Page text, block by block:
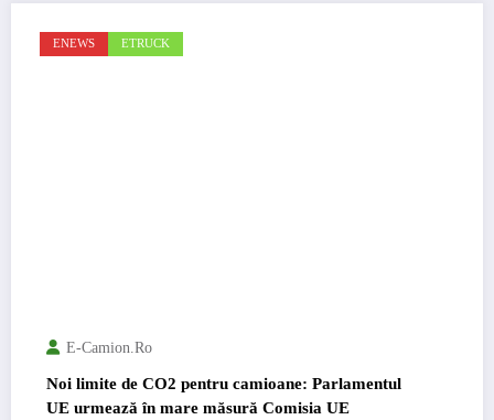
ENEWS ETRUCK
E-Camion.ro
Noi limite de CO2 pentru camioane: Parlamentul
UE urmează în mare măsură Comisia UE